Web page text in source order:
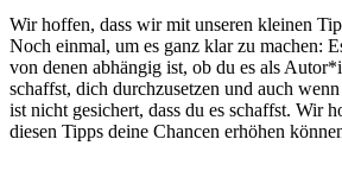
Wir hoffen, dass wir mit unseren kleinen
Noch einmal, um es ganz klar zu machen:
von denen abhängig ist, ob du es als
schaffst, dich durchzusetzen und auch
ist nicht gesichert, dass du es schaffst. Wir
diesen Tipps deine Chancen erhöhen